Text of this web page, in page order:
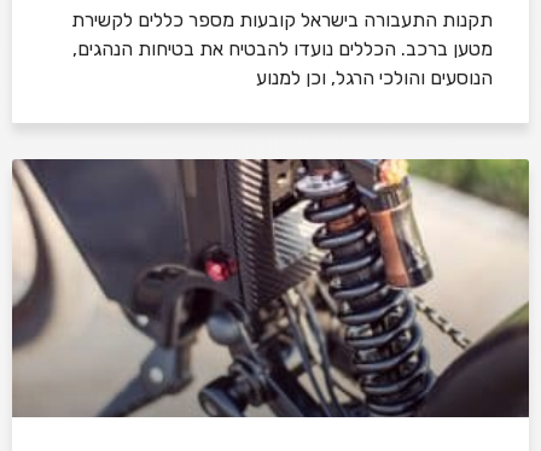
תקנות התעבורה בישראל קובעות מספר כללים לקשירת
מטען ברכב. הכללים נועדו להבטיח את בטיחות הנהגים,
הנוסעים והולכי הרגל, וכן למנוע